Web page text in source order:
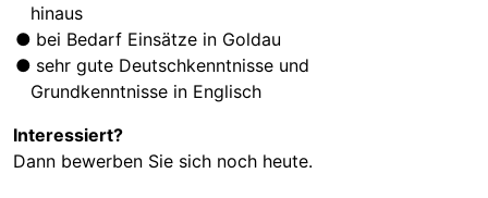
hinaus
bei Bedarf Einsätze in Goldau
sehr gute Deutschkenntnisse und
Grundkenntnisse in Englisch
Interessiert?
Dann bewerben Sie sich noch heute.